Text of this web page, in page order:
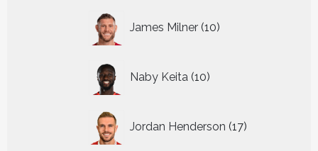
James Milner 10
producten
Naby Keita 10
producten
Jordan Henderson 17
producten